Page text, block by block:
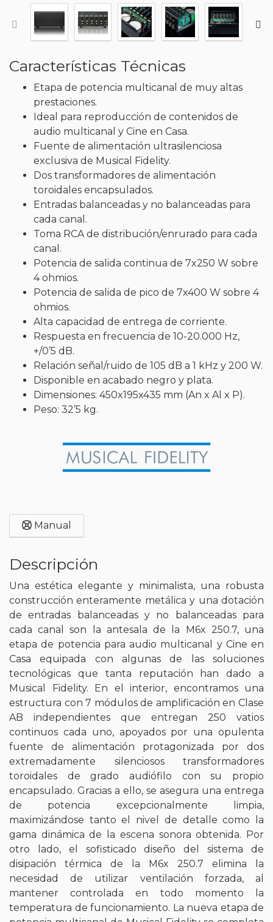
Características Técnicas
Etapa de potencia multicanal de muy altas
prestaciones.
Ideal para reproducción de contenidos de
audio multicanal y Cine en Casa.
Fuente de alimentación ultrasilenciosa
exclusiva de Musical Fidelity.
Dos transformadores de alimentación
toroidales encapsulados.
Entradas balanceadas y no balanceadas para
cada canal.
Toma RCA de distribución/enrurado para cada
canal.
Potencia de salida continua de 7x250 W sobre
4 ohmios.
Potencia de salida de pico de 7x400 W sobre 4
ohmios.
Alta capacidad de entrega de corriente.
Respuesta en frecuencia de 10-20.000 Hz,
+/0’5 dB.
Relación señal/ruido de 105 dB a 1 kHz y 200 W.
Disponible en acabado negro y plata.
Dimensiones: 450x195x435 mm (An x Al x P).
Peso: 32’5 kg.
Manual
Descripción
Una estética elegante y minimalista, una robusta
construcción enteramente metálica y una dotación
de entradas balanceadas y no balanceadas para
cada canal son la antesala de la M6x 250.7, una
etapa de potencia para audio multicanal y Cine en
Casa equipada con algunas de las soluciones
tecnológicas que tanta reputación han dado a
Musical Fidelity. En el interior, encontramos una
estructura con 7 módulos de amplificación en Clase
AB independientes que entregan 250 vatios
continuos cada uno, apoyados por una opulenta
fuente de alimentación protagonizada por dos
extremadamente silenciosos transformadores
toroidales de grado audiófilo con su propio
encapsulado. Gracias a ello, se asegura una entrega
de potencia excepcionalmente limpia,
maximizándose tanto el nivel de detalle como la
gama dinámica de la escena sonora obtenida. Por
otro lado, el sofisticado diseño del sistema de
disipación térmica de la M6x 250.7 elimina la
necesidad de utilizar ventilación forzada, al
mantener controlada en todo momento la
temperatura de funcionamiento. La nueva etapa de